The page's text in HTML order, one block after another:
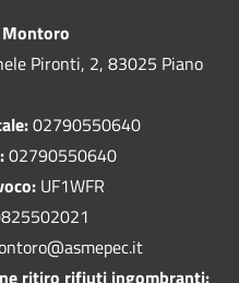
Pironti, 2, 83025 Piano
02790550640
02790550640
UF1WFR
ritiro rifiuti ingombranti: